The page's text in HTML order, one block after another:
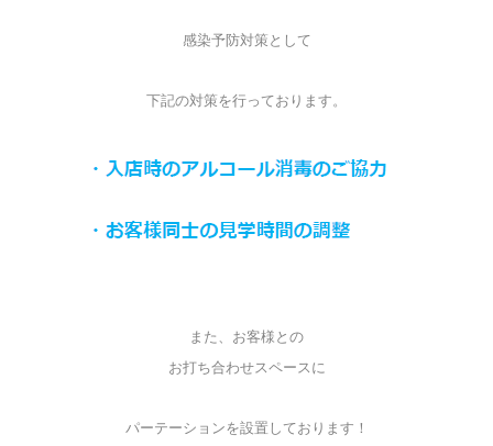
感染予防対策として
下記の対策を行っております。
また、お客様との
お打ち合わせスペースに
パーテーションを設置しております！